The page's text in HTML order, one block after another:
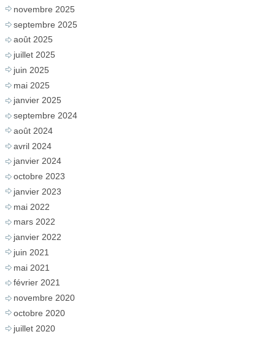
novembre 2025
septembre 2025
août 2025
juillet 2025
juin 2025
mai 2025
janvier 2025
septembre 2024
août 2024
avril 2024
janvier 2024
octobre 2023
janvier 2023
mai 2022
mars 2022
janvier 2022
juin 2021
mai 2021
février 2021
novembre 2020
octobre 2020
juillet 2020